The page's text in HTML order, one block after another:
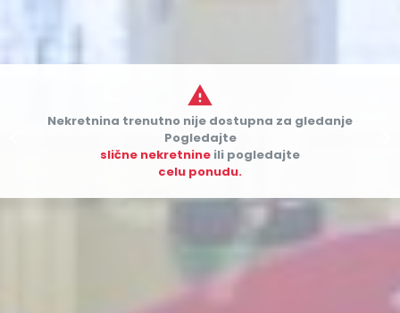

Nekretnina trenutno nije dostupna za gledanje
Pogledajte
slične nekretnine ili pogledajte
celu ponudu.